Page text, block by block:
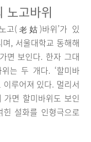
노고바위
고(老姑)바위’가 있
, 서울대학교 동해해
면 보인다. 한자 그대
는 두 개다. ‘할미바
이루어져 있다. 멀리서
면 할미바위도 보인
설화를 인형극으로